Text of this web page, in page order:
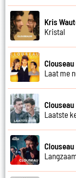
Kris
Kristal
Clouseau
Laat me
Clouseau
Laatste
Clouseau